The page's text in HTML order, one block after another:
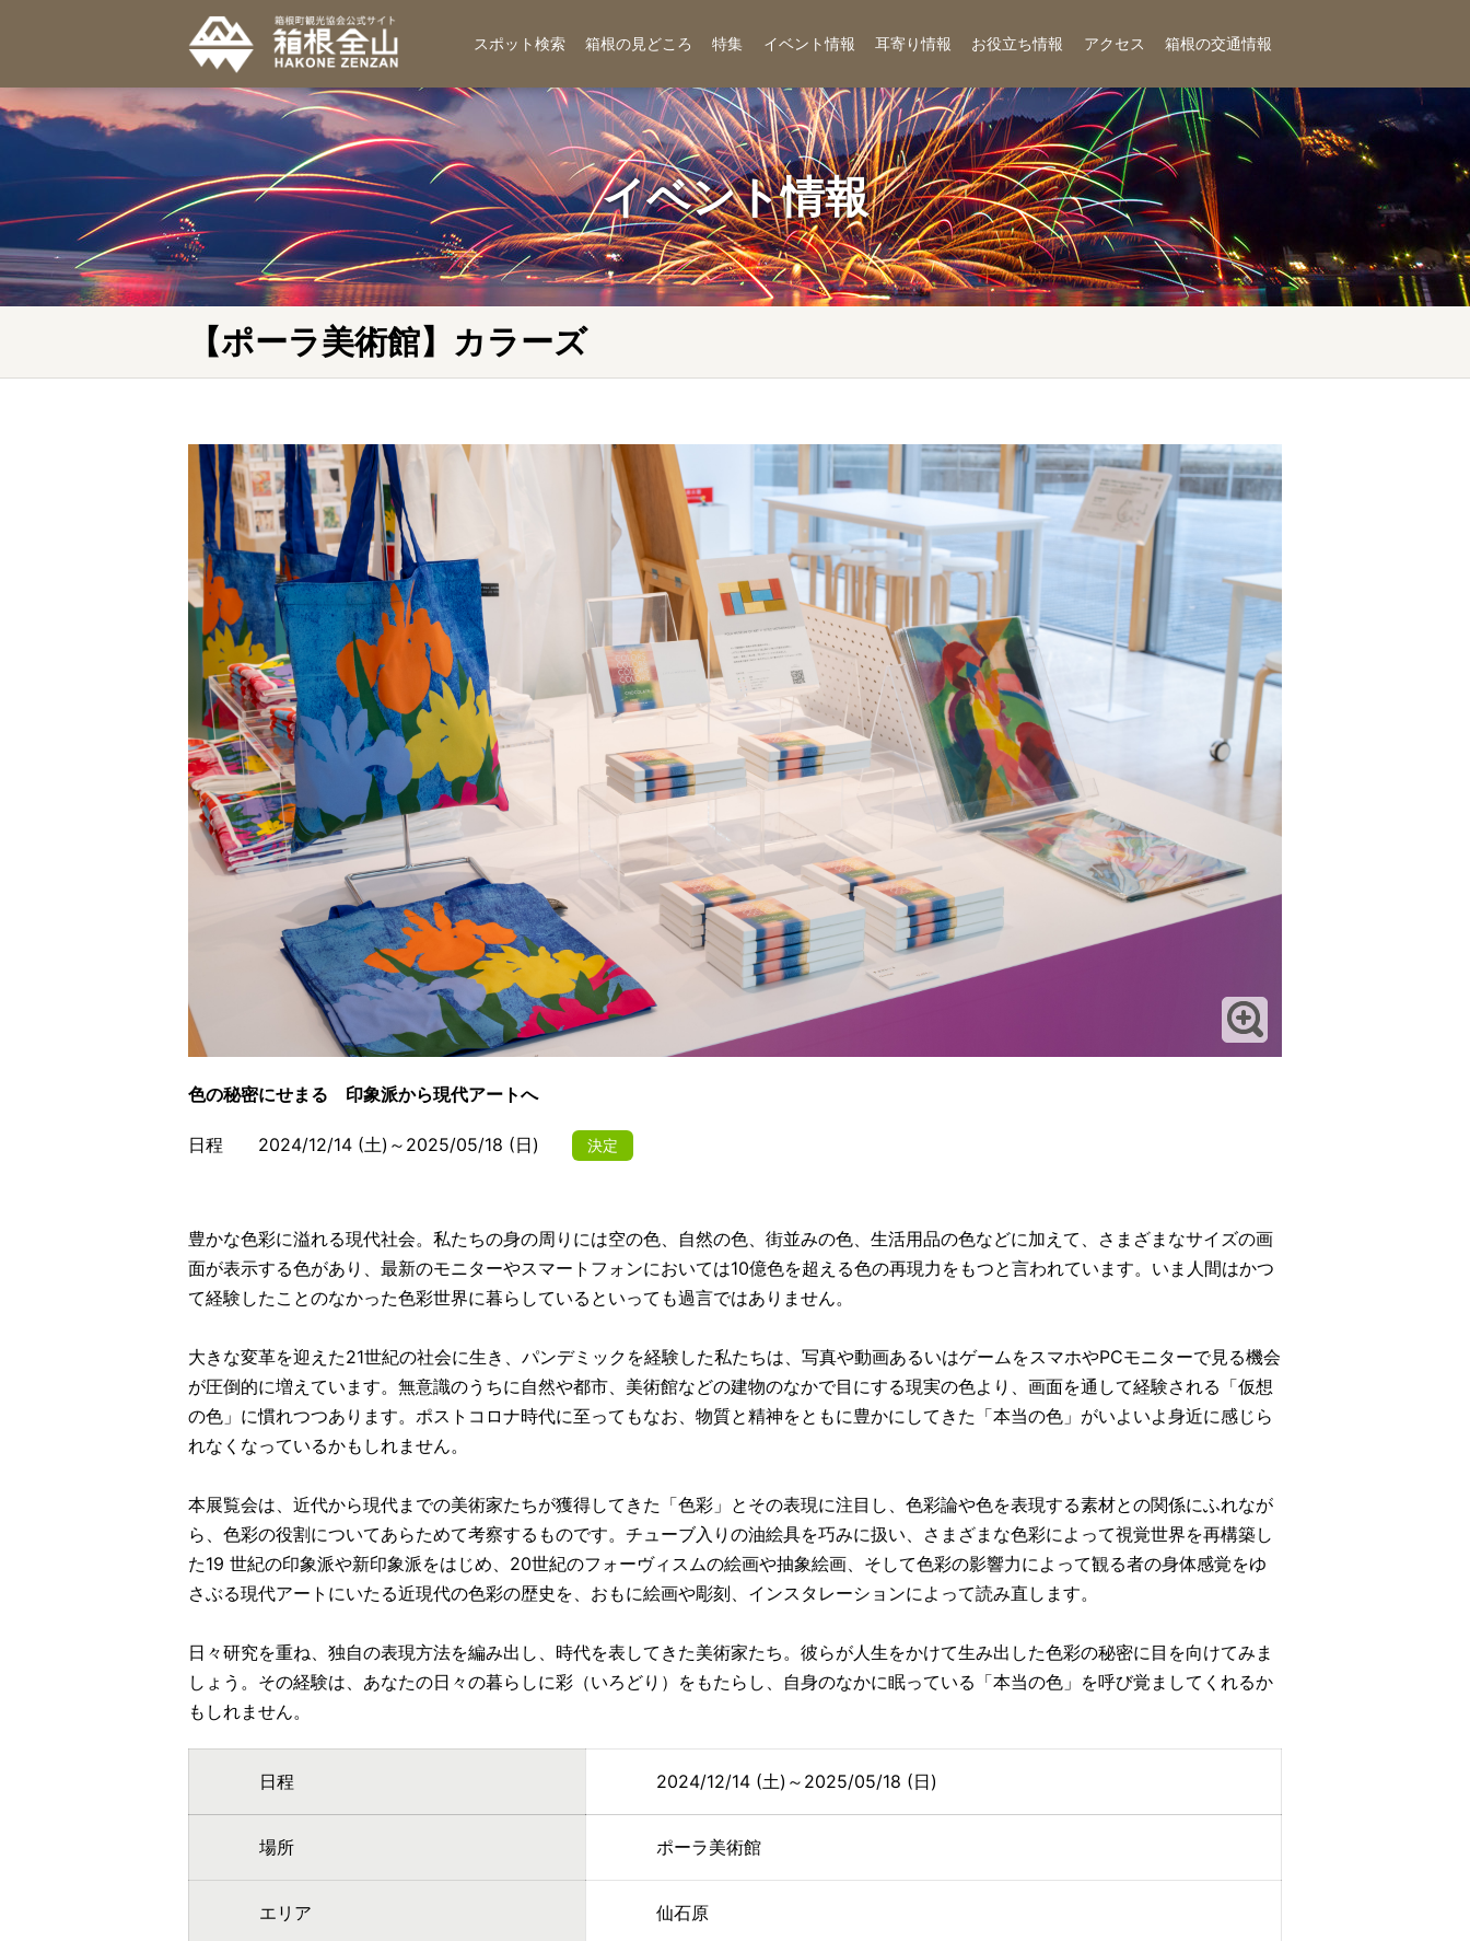
スポット検索 箱根の見どころ 特集 イベント情報 耳寄り情報 お役立ち情報 アクセス 箱根の交通情報
イベント情報
【ポーラ美術館】カラーズ
色の秘密にせまる 印象派から現代アートへ
日程 2024/12/14 (土)～2025/05/18 (日) 決定
豊かな色彩に溢れる現代社会。私たちの身の周りには空の色、自然の色、街並みの色、生活用品の色などに加えて、さまざまなサイズの画
面が表示する色があり、最新のモニターやスマートフォンにおいては10億色を超える色の再現力をもつと言われています。いま人間はかつ
て経験したことのなかった色彩世界に暮らしているといっても過言ではありません。
大きな変革を迎えた21世紀の社会に生き、パンデミックを経験した私たちは、写真や動画あるいはゲームをスマホやPCモニターで見る機会
が圧倒的に増えています。無意識のうちに自然や都市、美術館などの建物のなかで目にする現実の色より、画面を通して経験される「仮想
の色」に慣れつつあります。ポストコロナ時代に至ってもなお、物質と精神をともに豊かにしてきた「本当の色」がいよいよ身近に感じら
れなくなっているかもしれません。
本展覧会は、近代から現代までの美術家たちが獲得してきた「色彩」とその表現に注目し、色彩論や色を表現する素材との関係にふれなが
ら、色彩の役割についてあらためて考察するものです。チューブ入りの油絵具を巧みに扱い、さまざまな色彩によって視覚世界を再構築し
た19 世紀の印象派や新印象派をはじめ、20世紀のフォーヴィスムの絵画や抽象絵画、そして色彩の影響力によって観る者の身体感覚をゆ
さぶる現代アートにいたる近現代の色彩の歴史を、おもに絵画や彫刻、インスタレーションによって読み直します。
日々研究を重ね、独自の表現方法を編み出し、時代を表してきた美術家たち。彼らが人生をかけて生み出した色彩の秘密に目を向けてみま
しょう。その経験は、あなたの日々の暮らしに彩（いろどり）をもたらし、自身のなかに眠っている「本当の色」を呼び覚ましてくれるか
もしれません。
日程 2024/12/14 (土)～2025/05/18 (日)
場所 ポーラ美術館
エリア 仙石原